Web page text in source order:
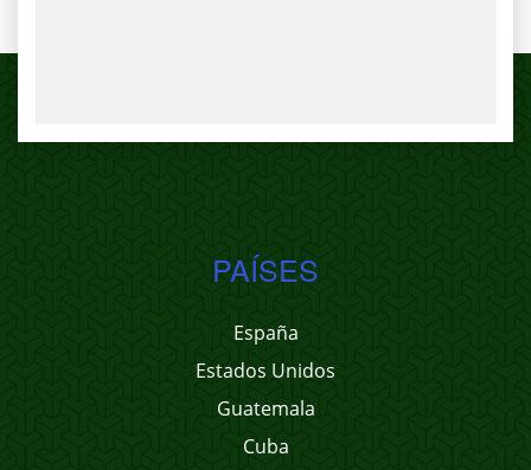
PAÍSES
España
Estados Unidos
Guatemala
Cuba